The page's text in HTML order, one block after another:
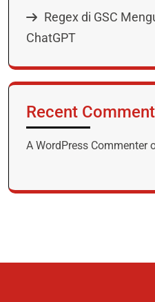
Regex di GSC
ChatGPT
Recent
A WordPress Commenter